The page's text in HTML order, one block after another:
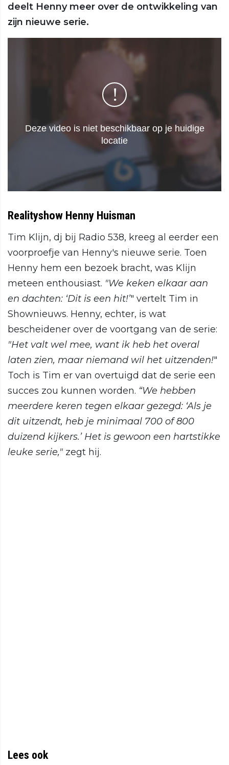
deelt Henny meer over de ontwikkeling van
zijn nieuwe serie.
Realityshow Henny Huisman
Tim Klijn, dj bij Radio 538, kreeg al eerder een
voorproefje van Henny's nieuwe serie. Toen
Henny hem een bezoek bracht, was Klijn
meteen enthousiast. "We keken elkaar aan
en dachten: ‘Dit is een hit!’" vertelt Tim in
Shownieuws. Henny, echter, is wat
bescheidener over de voortgang van de serie:
"Het valt wel mee, want ik heb het overal
laten zien, maar niemand wil het uitzenden!"
Toch is Tim er van overtuigd dat de serie een
succes zou kunnen worden. “We hebben
meerdere keren tegen elkaar gezegd: ‘Als je
dit uitzendt, heb je minimaal 700 of 800
duizend kijkers.’ Het is gewoon een hartstikke
leuke serie," zegt hij.
Lees ook